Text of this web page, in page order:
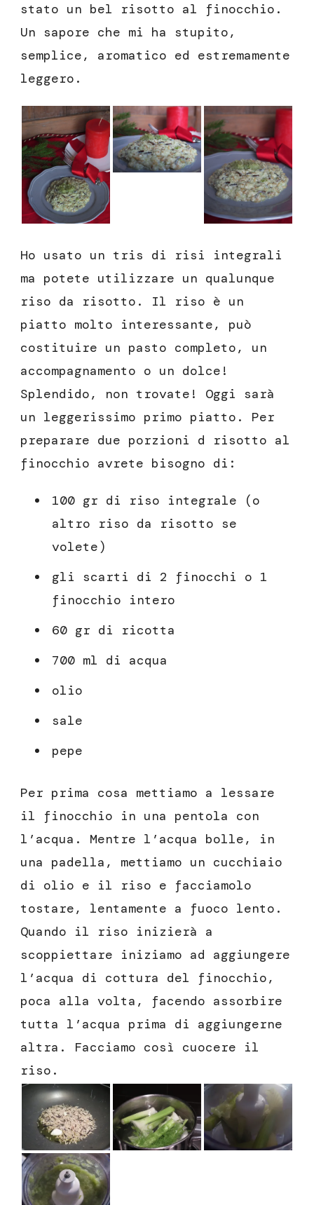
stato un bel risotto al finocchio.
Un sapore che mi ha stupito,
semplice, aromatico ed estremamente
leggero.
Ho usato un tris di risi integrali
ma potete utilizzare un qualunque
riso da risotto. Il riso è un
piatto molto interessante, può
costituire un pasto completo, un
accompagnamento o un dolce!
Splendido, non trovate! Oggi sarà
un leggerissimo primo piatto. Per
preparare due porzioni d risotto al
finocchio avrete bisogno di:
100 gr di riso integrale (o
altro riso da risotto se
volete)
gli scarti di 2 finocchi o 1
finocchio intero
60 gr di ricotta
700 ml di acqua
olio
sale
pepe
Per prima cosa mettiamo a lessare
il finocchio in una pentola con
l’acqua. Mentre l’acqua bolle, in
una padella, mettiamo un cucchiaio
di olio e il riso e facciamolo
tostare, lentamente a fuoco lento.
Quando il riso inizierà a
scoppiettare iniziamo ad aggiungere
l’acqua di cottura del finocchio,
poca alla volta, facendo assorbire
tutta l’acqua prima di aggiungerne
altra. Facciamo così cuocere il
riso.